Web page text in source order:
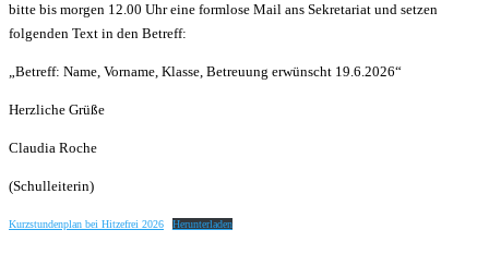
bitte bis morgen 12.00 Uhr eine formlose Mail ans Sekretariat und setzen
folgenden Text in den Betreff:
„Betreff: Name, Vorname, Klasse, Betreuung erwünscht 19.6.2026“
Herzliche Grüße
Claudia Roche
(Schulleiterin)
Kurzstundenplan bei Hitzefrei 2026 Herunterladen